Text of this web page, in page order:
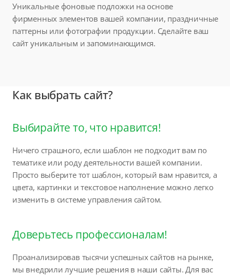
Уникальные фоновые подложки на основе
фирменных элементов вашей компании, праздничные
паттерны или фотографии продукции. Сделайте ваш
сайт уникальным и запоминающимся.
Как выбрать сайт?
Выбирайте то, что нравится!
Ничего страшного, если шаблон не подходит вам по
тематике или роду деятельности вашей компании.
Просто выберите тот шаблон, который вам нравится, а
цвета, картинки и текстовое наполнение можно легко
изменить в системе управления сайтом.
Доверьтесь профессионалам!
Проанализировав тысячи успешных сайтов на рынке,
мы внедрили лучшие решения в наши сайты. Для вас